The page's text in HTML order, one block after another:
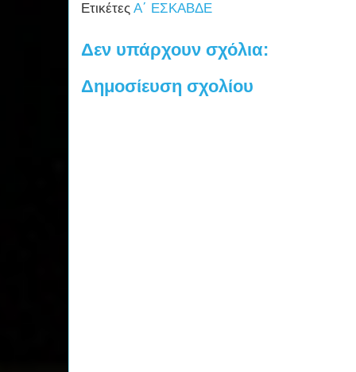
Ετικέτες Α΄ ΕΣΚΑΒΔΕ
Δεν υπάρχουν σχόλια:
Δημοσίευση σχολίου